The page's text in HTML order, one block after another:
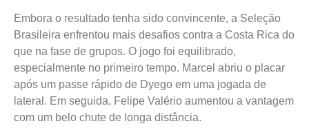
Embora o resultado tenha sido convincente, a Seleção
Brasileira enfrentou mais desafios contra a Costa Rica do
que na fase de grupos. O jogo foi equilibrado,
especialmente no primeiro tempo. Marcel abriu o placar
após um passe rápido de Dyego em uma jogada de
lateral. Em seguida, Felipe Valério aumentou a vantagem
com um belo chute de longa distância.